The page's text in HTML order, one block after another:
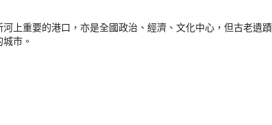
上重要的港口，亦是全國政治、經濟、文化中心，但古老遺
市。